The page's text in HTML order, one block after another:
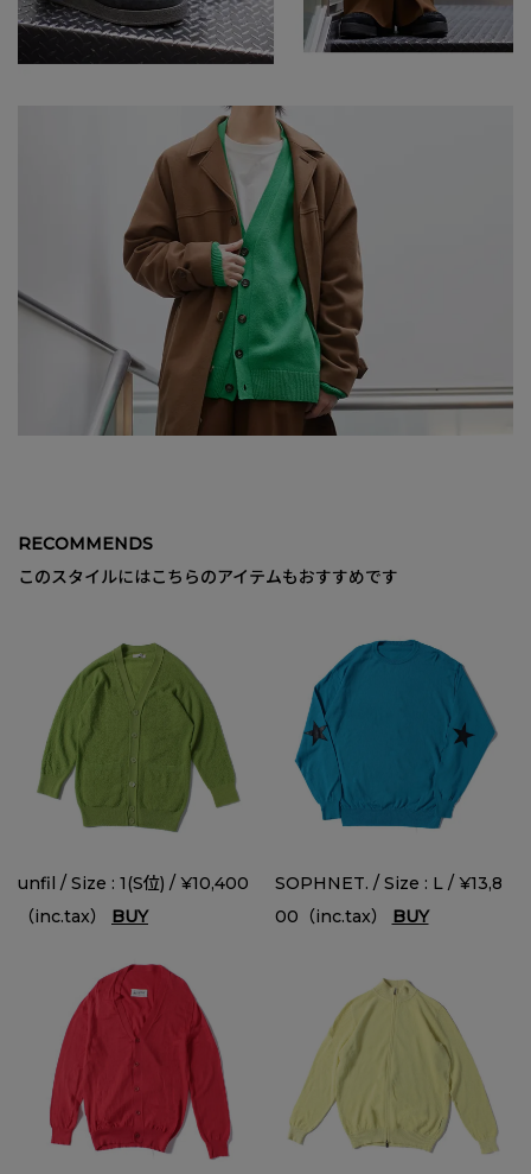
RECOMMENDS
このスタイルにはこちらのアイテムもおすすめです
unfil / Size : 1(S位) / ¥10,400
（inc.tax） BUY
SOPHNET. / Size : L / ¥13,8
00（inc.tax） BUY